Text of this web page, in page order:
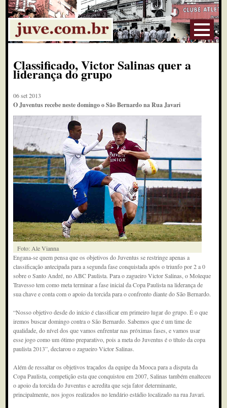
Classificado, Victor Salinas quer a
liderança do grupo
06 set 2013
O Juventus recebe neste domingo o São Bernardo na Rua Javari
Foto: Ale Vianna
Engana-se quem pensa que os objetivos do Juventus se restringe apenas a
classificação antecipada para a segunda fase conquistada após o triunfo por 2 a 0
sobre o Santo André, no ABC Paulista. Para o zagueiro Victor Salinas, o Moleque
Travesso tem como meta terminar a fase inicial da Copa Paulista na liderança de
sua chave e conta com o apoio da torcida para o confronto diante do São Bernardo.
“Nosso objetivo desde do início é classificar em primeiro lugar do grupo. É o que
iremos buscar domingo contra o São Bernardo. Sabemos que é um time de
qualidade, do nível dos que vamos enfrentar nas próximas fases, e vamos usar
esse jogo como um ótimo preparativo, pois a meta do Juventus é o título da copa
paulista 2013”, declarou o zagueiro Victor Salinas.
Além de ressaltar os objetivos traçados da equipe da Mooca para a disputa da
Copa Paulista, competição esta que conquistou em 2007, Salinas também enalteceu
o apoio da torcida do Juventus e acredita que seja fator determinante,
principalmente, nos jogos realizados no lendário estádio localizado na rua Javari.